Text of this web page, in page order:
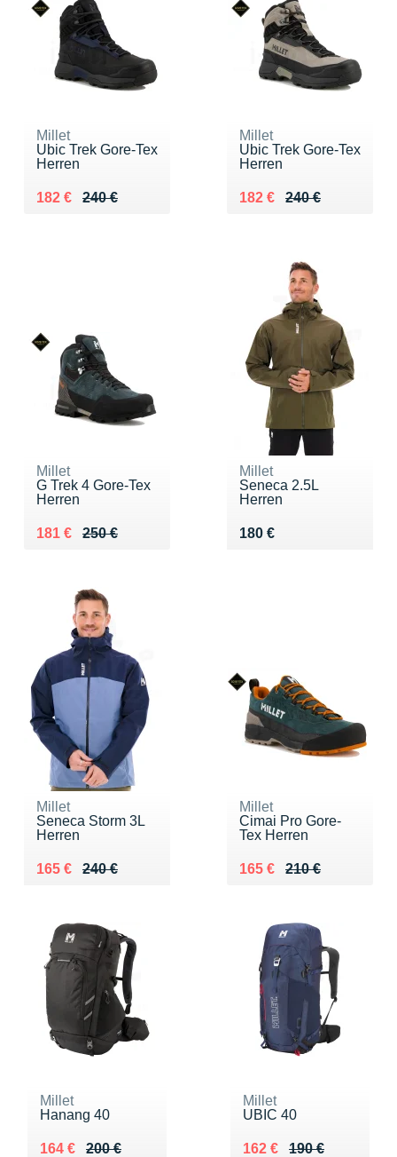
Millet
Ubic Trek Gore-Tex
Herren
240 €
Au lieu de 240 €
182 €
Vendu 182 €
Millet
Ubic Trek Gore-Tex
Herren
240 €
Au lieu de 240 €
182 €
Vendu 182 €
Millet
G Trek 4 Gore-Tex
Herren
250 €
Au lieu de 250 €
181 €
Vendu 181 €
Millet
Seneca 2.5L
Herren
180 €
Vendu 180 €
Millet
Seneca Storm 3L
Herren
240 €
Au lieu de 240 €
165 €
Vendu 165 €
Millet
Cimai Pro Gore-
Tex Herren
210 €
Au lieu de 210 €
165 €
Vendu 165 €
Millet
Hanang 40
200 €
Au lieu de 200 €
164 €
Vendu 164 €
Millet
UBIC 40
190 €
Au lieu de 190 €
162 €
Vendu 162 €